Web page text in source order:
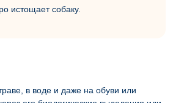
истощает собаку.
в воде и даже на обуви или